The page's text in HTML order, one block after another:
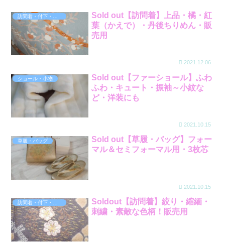
訪問着・付下・色無地など
Sold out【訪問着】上品・橘・紅
葉（かえで）・丹後ちりめん・販
売用
2021.12.06
ショール・小物
Sold out【ファーショール】ふわ
ふわ・キュート・振袖～小紋な
ど・洋装にも
2021.10.15
草履・バッグ
Sold out【草履・バッグ】フォー
マル＆セミフォーマル用・3枚芯
2021.10.15
訪問着・付下・色無地など
Soldout【訪問着】絞り・縮緬・
刺繍・素敵な色柄！販売用